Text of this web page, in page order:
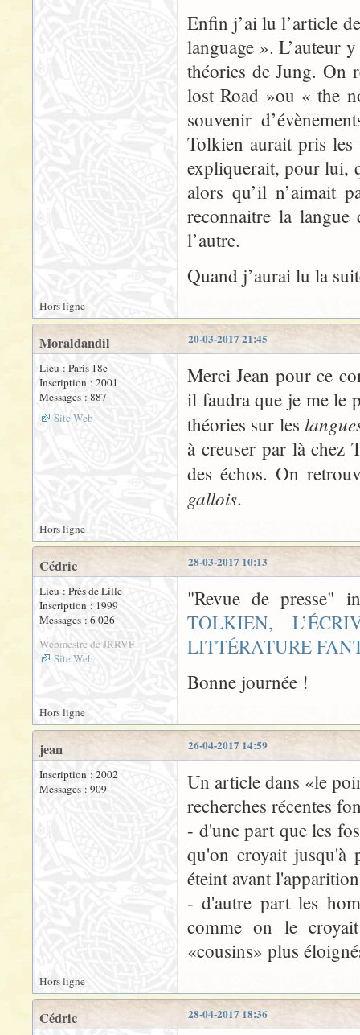
Enfin j’ai lu l’article
language ». L’auteur
théories de Jung. On
lost Road »ou « the
souvenir
Tolkien aurait pris les
expliquerait, pour lui,
alors qu’il n’aimait
reconnaitre la langue
l’autre.
Quand j’aurai lu la
Hors ligne
20-03-2017 21:45
Moraldandil
Lieu : Paris 18e
Inscription : 2001
Messages : 887
Site Web
Merci Jean pour ce
il faudra que je me le
théories sur les
à creuser par là chez
des échos. On
gallois.
Hors ligne
28-03-2017 10:13
Cédric
Lieu : Près de Lille
Inscription : 1999
Messages : 6 026
Webmestre de JRRVF
Site Web
"Revue de presse"
TOLKIEN,
LITTÉRATURE
Bonne journée !
Hors ligne
26-04-2017 14:59
jean
Inscription : 2002
Messages : 909
Un article dans «le
recherches récentes
- d'une part que les
qu'on croyait jusqu'à
éteint avant
- d'autre part les
comme on le
«cousins» plus
Hors ligne
28-04-2017 18:36
Cédric